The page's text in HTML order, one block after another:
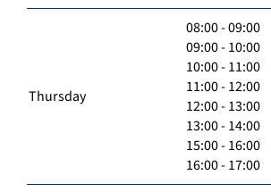
Thursday
08:00 - 09:00
09:00 - 10:00
10:00 - 11:00
11:00 - 12:00
12:00 - 13:00
13:00 - 14:00
15:00 - 16:00
16:00 - 17:00